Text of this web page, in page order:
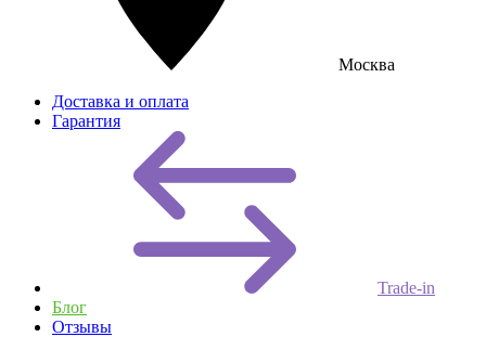
Москва
Доставка и оплата
Гарантия
Trade-in
Блог
Отзывы